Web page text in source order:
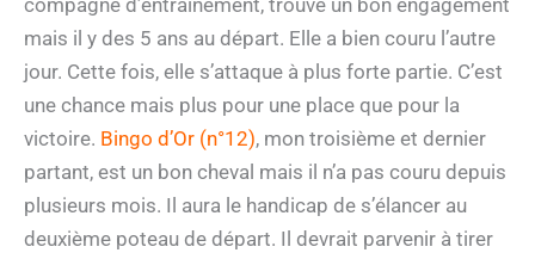
compagne d’entraînement, trouve un bon engagement
mais il y des 5 ans au départ. Elle a bien couru l’autre
jour. Cette fois, elle s’attaque à plus forte partie. C’est
une chance mais plus pour une place que pour la
victoire. Bingo d’Or (n°12), mon troisième et dernier
partant, est un bon cheval mais il n’a pas couru depuis
plusieurs mois. Il aura le handicap de s’élancer au
deuxième poteau de départ. Il devrait parvenir à tirer